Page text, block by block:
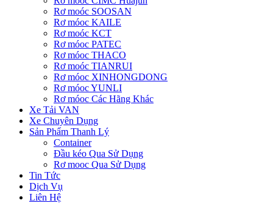
Rơ moóc SOOSAN
Rơ móoc KAILE
Rơ moóc KCT
Rơ móoc PATEC
Rơ móoc THACO
Rơ moóc TIANRUI
Rơ móoc XINHONGDONG
Rơ móoc YUNLI
Rơ móoc Các Hãng Khác
Xe Tải VAN
Xe Chuyên Dụng
Sản Phẩm Thanh Lý
Container
Đầu kéo Qua Sử Dụng
Rơ mooc Qua Sử Dụng
Tin Tức
Dịch Vụ
Liên Hệ